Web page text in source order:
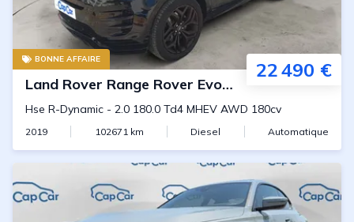
BONNE AFFAIRE 22 490 €
Land Rover Range Rover Evoque
Hse R-Dynamic - 2.0 180.0 Td4 MHEV AWD 180cv
2019 102671km Diesel Automatique